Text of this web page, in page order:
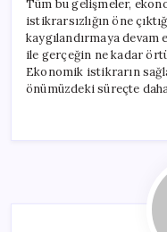
Tüm bu gelişmeler,
istikrarsızlığın öne
kaygılandırmaya devam
ile gerçeğin ne kadar
Ekonomik istikrarın
önümüzdeki süreçte